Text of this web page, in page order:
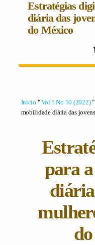
Estratégias
diária das
do México
Início "Vol 5 No 10 (2022)
mobilidade diária das
para